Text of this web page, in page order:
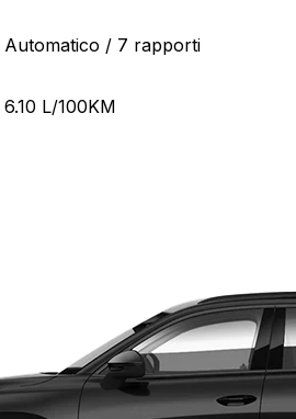
Automatico / 7 rapporti
6.10 L/100KM